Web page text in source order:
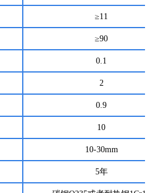
≥11
≥90
0.1
2
0.9
10
10-30mm
5年